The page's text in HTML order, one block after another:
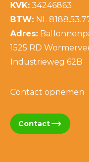
KVK: 34246863
BTW: NL
Adres:
1525 RD
Industrieweg 62B
Contact opnemen
Contacttrending_flat